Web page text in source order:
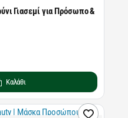
Γιασεμί για Πρόσωπο &
Καλάθι